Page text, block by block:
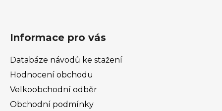
Informace pro vás
Databáze návodů ke stažení
Hodnocení obchodu
Velkoobchodní odběr
Obchodní podmínky